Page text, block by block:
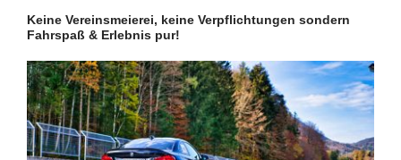
Keine Vereinsmeierei, keine Verpflichtungen sondern
Fahrspaß & Erlebnis pur!